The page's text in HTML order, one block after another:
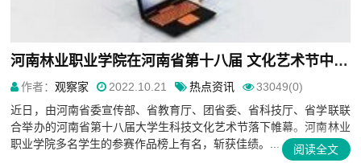
河南林业职业学院在河南省第十八届 文化艺术节中获佳绩
作者：观察家 2022.10.21 热点资讯
33049(0)
近日，由河南省委宣传部、省教育厅、团省委、省科技厅、省学联联
合举办的河南省第十八届大学生科技文化艺术节落下帷幕。河南林业
职业学院多名学生的参赛作品榜上有名，斩获佳绩。...
阅读全文